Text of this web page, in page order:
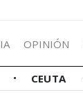
OPINIÓN
CEUTA